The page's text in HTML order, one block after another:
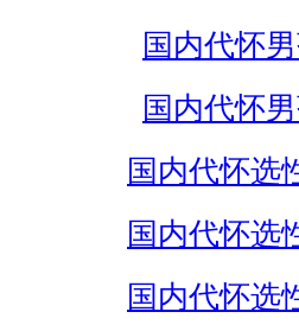
国内代怀
国内代怀
国内代怀选
国内代怀选
国内代怀选